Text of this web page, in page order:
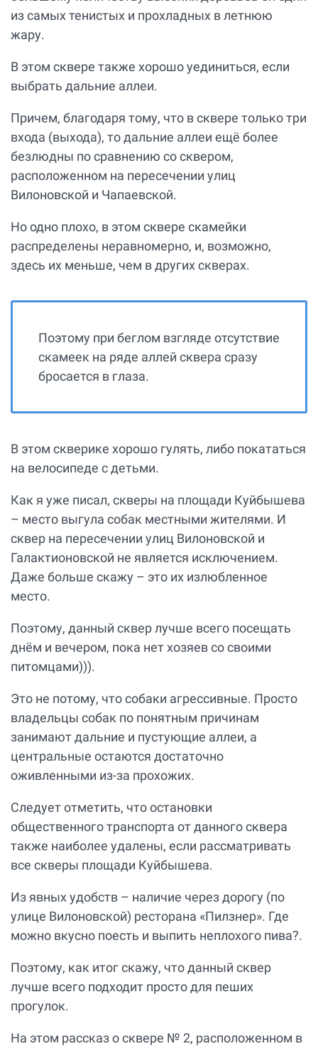
из самых тенистых и прохладных в летнюю
жару.
В этом сквере также хорошо уединиться, если
выбрать дальние аллеи.
Причем, благодаря тому, что в сквере только три
входа (выхода), то дальние аллеи ещё более
безлюдны по сравнению со сквером,
расположенном на пересечении улиц
Вилоновской и Чапаевской.
Но одно плохо, в этом сквере скамейки
распределены неравномерно, и, возможно,
здесь их меньше, чем в других скверах.
Поэтому при беглом взгляде отсутствие
скамеек на ряде аллей сквера сразу
бросается в глаза.
В этом скверике хорошо гулять, либо покататься
на велосипеде с детьми.
Как я уже писал, скверы на площади Куйбышева
– место выгула собак местными жителями. И
сквер на пересечении улиц Вилоновской и
Галактионовской не является исключением.
Даже больше скажу – это их излюбленное
место.
Поэтому, данный сквер лучше всего посещать
днём и вечером, пока нет хозяев со своими
питомцами))).
Это не потому, что собаки агрессивные. Просто
владельцы собак по понятным причинам
занимают дальние и пустующие аллеи, а
центральные остаются достаточно
оживленными из-за прохожих.
Следует отметить, что остановки
общественного транспорта от данного сквера
также наиболее удалены, если рассматривать
все скверы площади Куйбышева.
Из явных удобств – наличие через дорогу (по
улице Вилоновской) ресторана «Пилзнер». Где
можно вкусно поесть и выпить неплохого пива?.
Поэтому, как итог скажу, что данный сквер
лучше всего подходит просто для пеших
прогулок.
На этом рассказ о сквере № 2, расположенном в